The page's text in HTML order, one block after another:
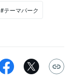
#テーマパーク